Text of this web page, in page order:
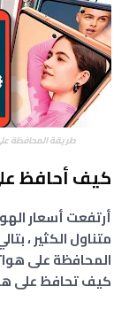
طريقة المحافظة
كيف أحافظ
أرتفعت أسعار
متناول الكثير ،
المحافظة على
كيف تحافظ على